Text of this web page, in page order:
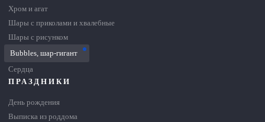
Хром и агат
Шары с приколами и хвалебные
Шары с рисунком
Bubbles, шар-гигант
Сердца
ПРАЗДНИКИ
День рождения
Выписка из роддома